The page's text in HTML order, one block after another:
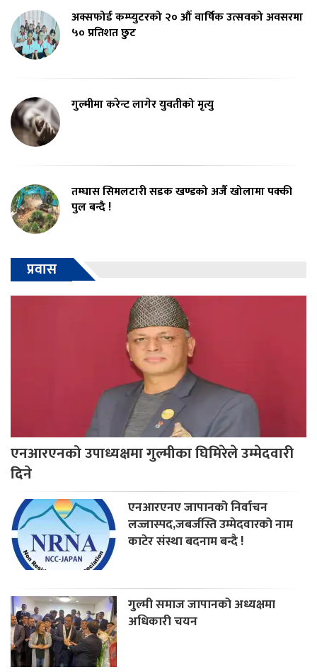
अक्सफोर्ड कम्प्युटरको २० औं वार्षिक उत्सवको अवसरमा
५० प्रतिशत छुट
गुल्मीमा करेन्ट लागेर युवतीको मृत्यु
तम्घास सिमलटारी सडक खण्डको अर्जै खोलामा पक्की
पुल बन्दै !
प्रवास
एनआरएनको उपाध्यक्षमा गुल्मीका घिमिरेले उम्मेदवारी
दिने
एनआरएनए जापानको निर्वाचन
लज्जास्पद,जबर्जस्ति उम्मेदवारको नाम
काटेर संस्था बदनाम बन्दै !
गुल्मी समाज जापानको अध्यक्षमा
अधिकारी चयन